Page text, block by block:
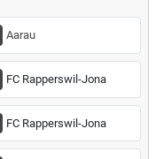
Aarau
FC Rapperswil-Jona
FC Rapperswil-Jona